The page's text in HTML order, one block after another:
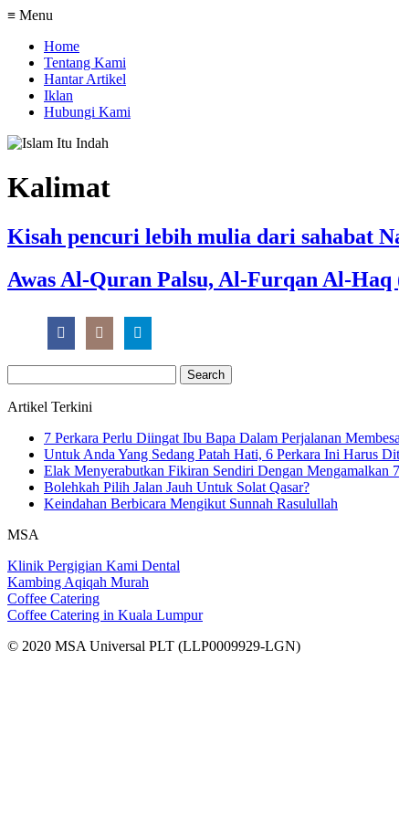
≡ Menu
Home
Tentang Kami
Hantar Artikel
Iklan
Hubungi Kami
Kalimat
Kisah pencuri lebih mulia dari sahabat
Awas Al-Quran Palsu, Al-Furqan Al-
for:
Artikel Terkini
7 Perkara Perlu Diingat Ibu Bapa Dalam Perjalanan
Untuk Anda Yang Sedang Patah Hati, 6 Perkara Ini Harus
Elak Menyerabutkan Fikiran Sendiri Dengan Mengamalkan
Bolehkah Pilih Jalan Jauh Untuk Solat Qasar?
Keindahan Berbicara Mengikut Sunnah Rasulullah
MSA
Klinik Pergigian Kami Dental
Kambing Aqiqah Murah
Coffee Catering
Coffee Catering in Kuala Lumpur
© 2020 MSA Universal PLT (LLP0009929-LGN)